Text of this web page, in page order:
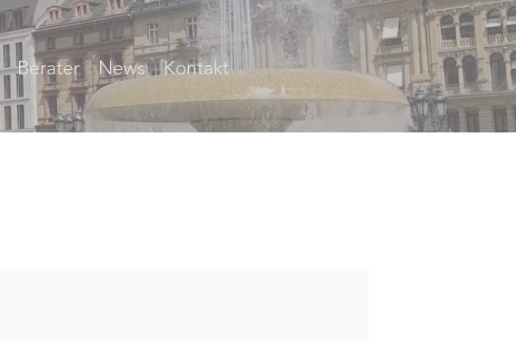
Berater News Kontakt